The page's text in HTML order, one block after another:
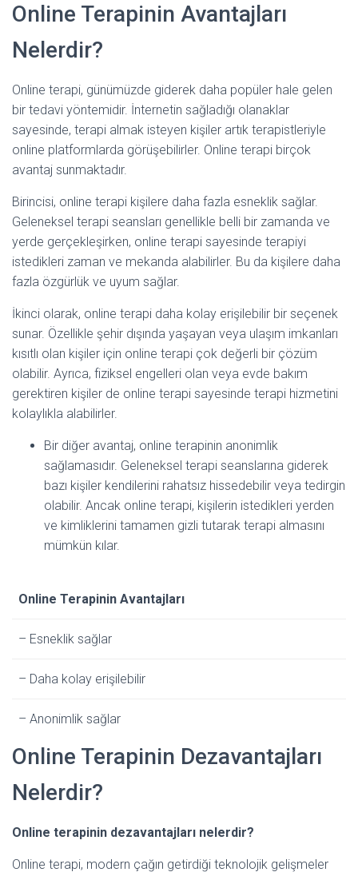
Online Terapinin Avantajları
Nelerdir?
Online terapi, günümüzde giderek daha popüler hale gelen
bir tedavi yöntemidir. İnternetin sağladığı olanaklar
sayesinde, terapi almak isteyen kişiler artık terapistleriyle
online platformlarda görüşebilirler. Online terapi birçok
avantaj sunmaktadır.
Birincisi, online terapi kişilere daha fazla esneklik sağlar.
Geleneksel terapi seansları genellikle belli bir zamanda ve
yerde gerçekleşirken, online terapi sayesinde terapiyi
istedikleri zaman ve mekanda alabilirler. Bu da kişilere daha
fazla özgürlük ve uyum sağlar.
İkinci olarak, online terapi daha kolay erişilebilir bir seçenek
sunar. Özellikle şehir dışında yaşayan veya ulaşım imkanları
kısıtlı olan kişiler için online terapi çok değerli bir çözüm
olabilir. Ayrıca, fiziksel engelleri olan veya evde bakım
gerektiren kişiler de online terapi sayesinde terapi hizmetini
kolaylıkla alabilirler.
Bir diğer avantaj, online terapinin anonimlik
sağlamasıdır. Geleneksel terapi seanslarına giderek
bazı kişiler kendilerini rahatsız hissedebilir veya tedirgin
olabilir. Ancak online terapi, kişilerin istedikleri yerden
ve kimliklerini tamamen gizli tutarak terapi almasını
mümkün kılar.
Online Terapinin Avantajları
– Esneklik sağlar
– Daha kolay erişilebilir
– Anonimlik sağlar
Online Terapinin Dezavantajları
Nelerdir?
Online terapinin dezavantajları nelerdir?
Online terapi, modern çağın getirdiği teknolojik gelişmeler